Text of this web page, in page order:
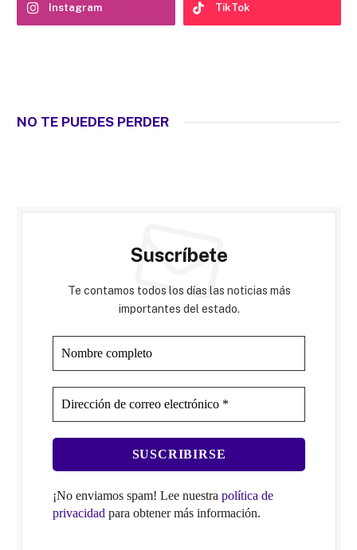
Instagram TikTok
NO TE PUEDES PERDER
Suscríbete
Te contamos todos los días las noticias más
importantes del estado.
¡No enviamos spam! Lee nuestra política de
privacidad para obtener más información.